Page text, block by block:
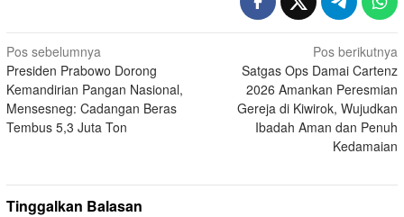
Navigasi
pos
Pos sebelumnya
Presiden Prabowo Dorong
Kemandirian Pangan Nasional,
Mensesneg: Cadangan Beras
Tembus 5,3 Juta Ton
Pos berikutnya
Satgas Ops Damai Cartenz
2026 Amankan Peresmian
Gereja di Kiwirok, Wujudkan
Ibadah Aman dan Penuh
Kedamaian
Tinggalkan Balasan